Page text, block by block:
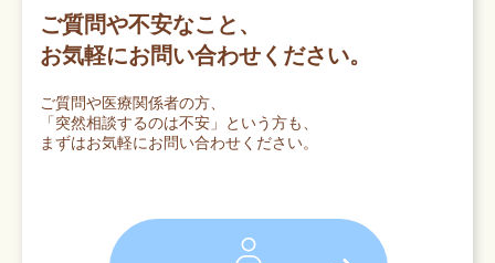
ご質問や不安なこと、
お気軽にお問い合わせください。
ご質問や医療関係者の方、
「突然相談するのは不安」という方も、
まずはお気軽にお問い合わせください。